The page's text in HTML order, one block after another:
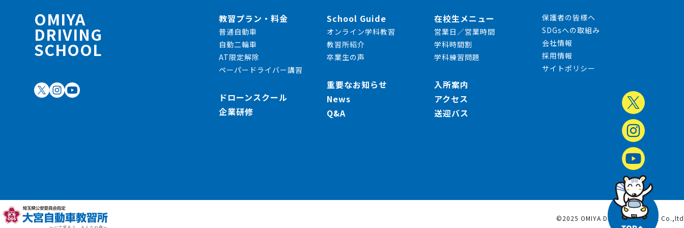
OMIYA
DRIVING
SCHOOL
教習プラン・料金
普通自動車
自動二輪車
AT限定解除
ペーパードライバー講習
ドローンスクール
企業研修
School Guide
オンライン学科教習
教習所紹介
卒業生の声
重要なお知らせ
News
Q&A
在校生メニュー
営業日／営業時間
学科時間割
学科練習問題
入所案内
アクセス
送迎バス
保護者の皆様へ
SDGsへの取組み
会社情報
採用情報
サイトポリシー
©2025 OMIYA DRIVING SCHOOL Co.,ltd